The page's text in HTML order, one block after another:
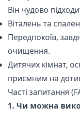
Він чудово
Віталень та
Передпокоїв,
очищення.
Дитячих кімнат,
приємним на
Часті запитання
1. Чи можна